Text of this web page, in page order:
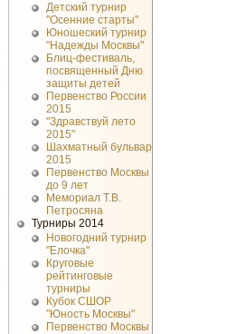
Детский турнир
"Осенние старты"
Юношеский турнир
"Надежды Москвы"
Блиц-фестиваль,
посвященный Дню
защиты детей
Первенство России
2015
"Здравствуй лето
2015"
Шахматный бульвар
2015
Первенство Москвы
до 9 лет
Мемориал Т.В.
Петросяна
Турниры 2014
Новогодний турнир
"Елочка"
Круговые
рейтинговые
турниры
Кубок СШОР
"Юность Москвы"
Первенство Москвы